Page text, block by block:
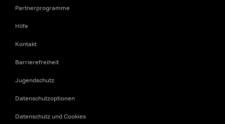
Partnerprogramme
Hilfe
Kontakt
Barrierefreiheit
Jugendschutz
Datenschutzoptionen
Datenschutz und Cookies